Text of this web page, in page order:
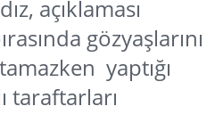
açıklaması
gözyaşlarını
yaptığı
taraftarları